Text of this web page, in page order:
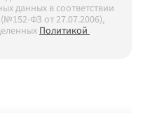
данных в соответствии
ФЗ от 27.07.2006),
Политикой